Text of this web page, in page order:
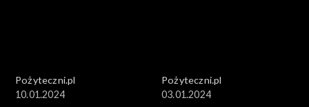
Pożyteczni.pl
10.01.2024
Pożyteczni.pl
03.01.2024